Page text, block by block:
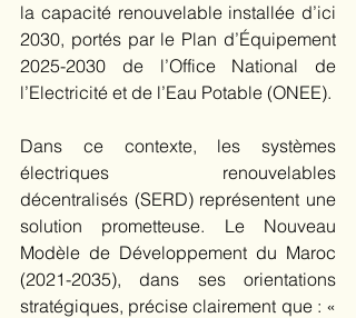
la capacité renouvelable installée d’ici
2030, portés par le Plan d’Équipement
2025-2030 de l’Office National de
l’Electricité et de l’Eau Potable (ONEE).
Dans ce contexte, les systèmes
électriques renouvelables
décentralisés (SERD) représentent une
solution prometteuse. Le Nouveau
Modèle de Développement du Maroc
(2021-2035), dans ses orientations